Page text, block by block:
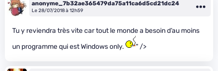
anonyme_7b32ae365479da75a11ca6d5cd21dc24
Le 28/07/2018 à 12h59
Tu y reviendra très vite car tout le monde a besoin d’au moins
un programme qui est Windows only.
" />